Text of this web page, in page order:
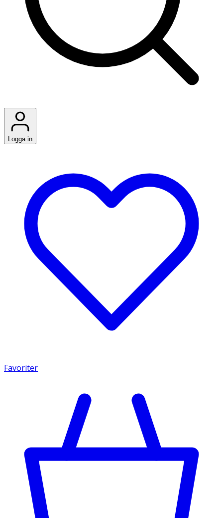
Logga in
Favoriter